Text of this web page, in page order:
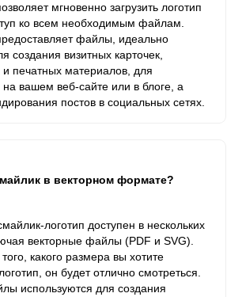
мгновенно загрузить логотип
ко всем необходимым файлам.
файлы, идеально
создания визитных карточек,
и печатных материалов, для
на вашем веб-сайте или в блоге, а
постов в социальных сетях.
в векторном формате?
логотип доступен в нескольких
векторные файлы (PDF и SVG).
какого размера вы хотите
он будет отлично смотреться.
используются для создания